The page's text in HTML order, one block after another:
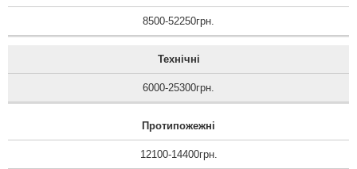
8500-52250грн.
Технічні
6000-25300грн.
Протипожежні
12100-14400грн.